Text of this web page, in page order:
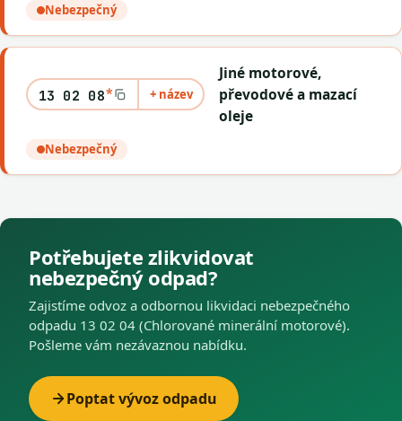
Nebezpečný
13 02 08* + název
Jiné motorové,
převodové a mazací
oleje
Nebezpečný
Potřebujete zlikvidovat
nebezpečný odpad?
Zajistíme odvoz a odbornou likvidaci nebezpečného
odpadu 13 02 04 (Chlorované minerální motorové).
Pošleme vám nezávaznou nabídku.
Poptat vývoz odpadu